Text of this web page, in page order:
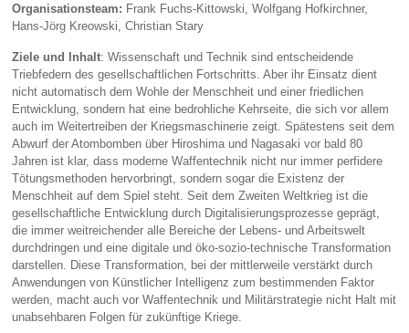
Organisationsteam: Frank Fuchs-Kittowski, Wolfgang Hofkirchner,
Hans-Jörg Kreowski, Christian Stary
Ziele und Inhalt: Wissenschaft und Technik sind entscheidende
Triebfedern des gesellschaftlichen Fortschritts. Aber ihr Einsatz dient
nicht automatisch dem Wohle der Menschheit und einer friedlichen
Entwicklung, sondern hat eine bedrohliche Kehrseite, die sich vor allem
auch im Weitertreiben der Kriegsmaschinerie zeigt. Spätestens seit dem
Abwurf der Atombomben über Hiroshima und Nagasaki vor bald 80
Jahren ist klar, dass moderne Waffentechnik nicht nur immer perfidere
Tötungsmethoden hervorbringt, sondern sogar die Existenz der
Menschheit auf dem Spiel steht. Seit dem Zweiten Weltkrieg ist die
gesellschaftliche Entwicklung durch Digitalisierungsprozesse geprägt,
die immer weitreichender alle Bereiche der Lebens- und Arbeitswelt
durchdringen und eine digitale und öko-sozio-technische Transformation
darstellen. Diese Transformation, bei der mittlerweile verstärkt durch
Anwendungen von Künstlicher Intelligenz zum bestimmenden Faktor
werden, macht auch vor Waffentechnik und Militärstrategie nicht Halt mit
unabsehbaren Folgen für zukünftige Kriege.